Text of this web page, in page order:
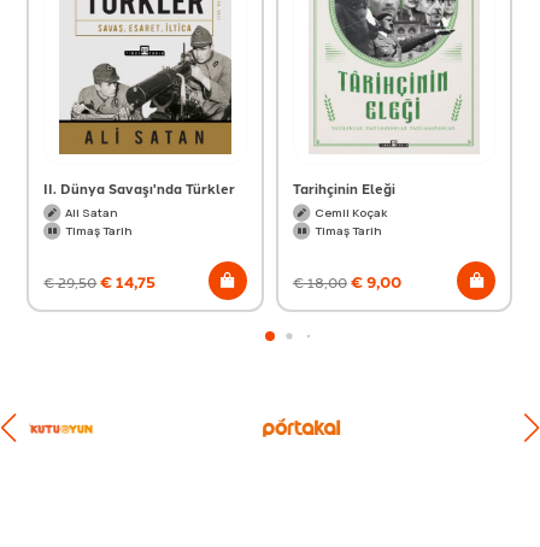
II. Dünya Savaşı'nda Türkler
Ali Satan
Timaş Tarih
€29,50€14,75
Tarihçinin Eleği
Cemil Koçak
Timaş Tarih
€18,00€9,00